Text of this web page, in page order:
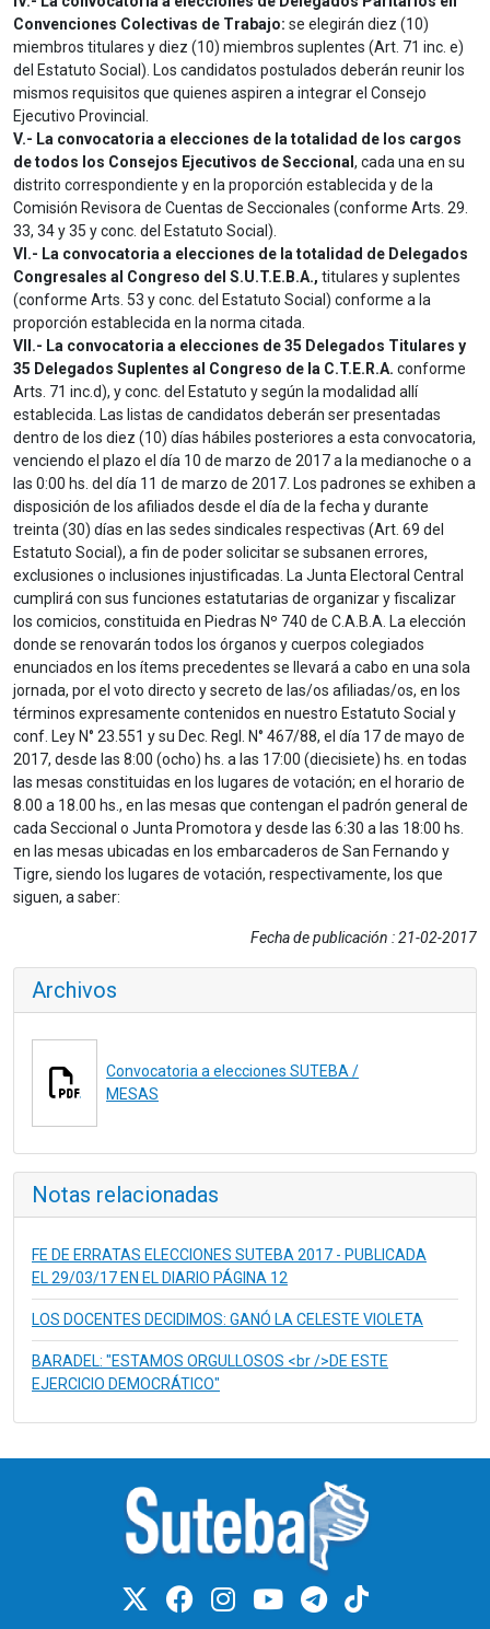
Convenciones Colectivas de Trabajo: se elegirán diez (10)
miembros titulares y diez (10) miembros suplentes (Art. 71 inc. e)
del Estatuto Social). Los candidatos postulados deberán reunir los
mismos requisitos que quienes aspiren a integrar el Consejo
Ejecutivo Provincial.
V.- La convocatoria a elecciones de la totalidad de los cargos
de todos los Consejos Ejecutivos de Seccional , cada una en su
distrito correspondiente y en la proporción establecida y de la
Comisión Revisora de Cuentas de Seccionales (conforme Arts. 29.
33, 34 y 35 y conc. del Estatuto Social).
VI.- La convocatoria a elecciones de la totalidad de Delegados
Congresales al Congreso del S.U.T.E.B.A., titulares y suplentes
(conforme Arts. 53 y conc. del Estatuto Social) conforme a la
proporción establecida en la norma citada.
VII.- La convocatoria a elecciones de 35 Delegados Titulares y
35 Delegados Suplentes al Congreso de la C.T.E.R.A. conforme
Arts. 71 inc.d), y conc. del Estatuto y según la modalidad allí
establecida. Las listas de candidatos deberán ser presentadas
dentro de los diez (10) días hábiles posteriores a esta convocatoria,
venciendo el plazo el día 10 de marzo de 2017 a la medianoche o a
las 0:00 hs. del día 11 de marzo de 2017. Los padrones se exhiben a
disposición de los afiliados desde el día de la fecha y durante
treinta (30) días en las sedes sindicales respectivas (Art. 69 del
Estatuto Social), a fin de poder solicitar se subsanen errores,
exclusiones o inclusiones injustificadas. La Junta Electoral Central
cumplirá con sus funciones estatutarias de organizar y fiscalizar
los comicios, constituida en Piedras Nº 740 de C.A.B.A. La elección
donde se renovarán todos los órganos y cuerpos colegiados
enunciados en los ítems precedentes se llevará a cabo en una sola
jornada, por el voto directo y secreto de las/os afiliadas/os, en los
términos expresamente contenidos en nuestro Estatuto Social y
conf. Ley N° 23.551 y su Dec. Regl. N° 467/88, el día 17 de mayo de
2017, desde las 8:00 (ocho) hs. a las 17:00 (diecisiete) hs. en todas
las mesas constituidas en los lugares de votación; en el horario de
8.00 a 18.00 hs., en las mesas que contengan el padrón general de
cada Seccional o Junta Promotora y desde las 6:30 a las 18:00 hs.
en las mesas ubicadas en los embarcaderos de San Fernando y
Tigre, siendo los lugares de votación, respectivamente, los que
siguen, a saber:
Fecha de publicación : 21-02-2017
Archivos
Convocatoria a elecciones SUTEBA /
MESAS
Notas relacionadas
FE DE ERRATAS ELECCIONES SUTEBA 2017 - PUBLICADA
EL 29/03/17 EN EL DIARIO PÁGINA 12
LOS DOCENTES DECIDIMOS: GANÓ LA CELESTE VIOLETA
BARADEL: "ESTAMOS ORGULLOSOS <br />DE ESTE
EJERCICIO DEMOCRÁTICO"